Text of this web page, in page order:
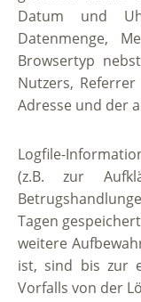
Datum und
Datenmenge,
Browsertyp
Nutzers,
Adresse und der
Logfile-
(z.B. zur
Tagen
weitere
ist, sind bis zur
Vorfalls von der